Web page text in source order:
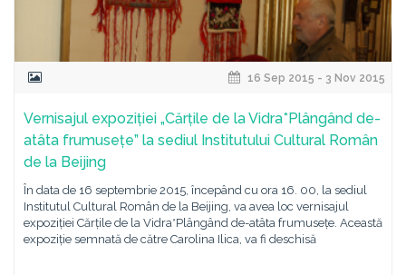
16 Sep 2015 - 3 Nov 2015
Vernisajul expoziției „Cărțile de la Vidra*Plângând de-
atâta frumusețe” la sediul Institutului Cultural Român
de la Beijing
În data de 16 septembrie 2015, începând cu ora 16. 00, la sediul
Institutul Cultural Român de la Beijing, va avea loc vernisajul
expoziției Cărțile de la Vidra*Plângând de-atâta frumusețe. Această
expoziție semnată de către Carolina Ilica, va fi deschisă